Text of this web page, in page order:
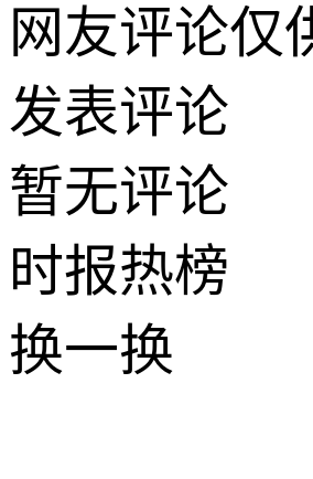
网友评论仅
发表评论
暂无评论
时报热榜
换一换